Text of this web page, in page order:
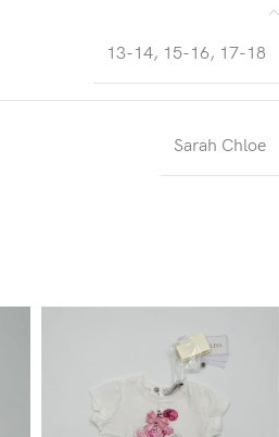
13-14, 15-16, 17-18
Sarah Chloe